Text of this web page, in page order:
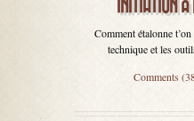
INITIATION
Comment étalonne
technique et les
Comments